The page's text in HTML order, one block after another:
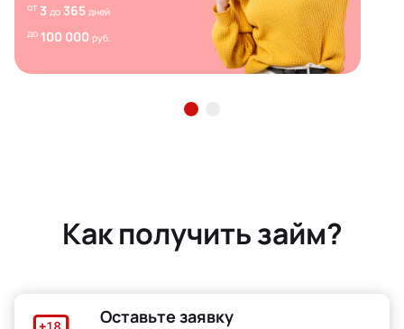
от 3 до 365 дней
до 100 000 руб.
Как получить займ?
Оставьте заявку